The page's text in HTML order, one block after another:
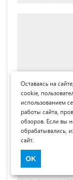
канд. хим. наук,
Узбекистан, г.
Cand. Chem. Sci,
Оставаясь на
cookie,
использованием
работы сайта,
обзоров. Если вы
обрабатывались,
сайт.
OK